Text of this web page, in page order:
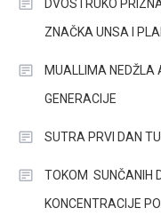
DVOSTRUKO
ZNAČKA UNSA I
MUALLIMA NEDŽLA
GENERACIJE
SUTRA PRVI DAN
TOKOM SUNČANIH
KONCENTRACIJE